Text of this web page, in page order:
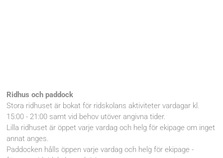
Ridhus och paddock
Stora ridhuset är bokat för ridskolans aktiviteter vardagar kl.
15:00 - 21:00 samt vid behov utöver angivna tider.
Lilla ridhuset är öppet varje vardag och helg för ekipage om inget
annat anges.
Paddocken hålls öppen varje vardag och helg för ekipage -